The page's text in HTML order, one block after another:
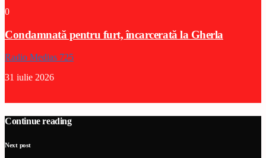
0
Condamnată pentru furt, încarcerată la Gherla
Radio Medias 725
31 iulie 2026
Continue reading
Next post